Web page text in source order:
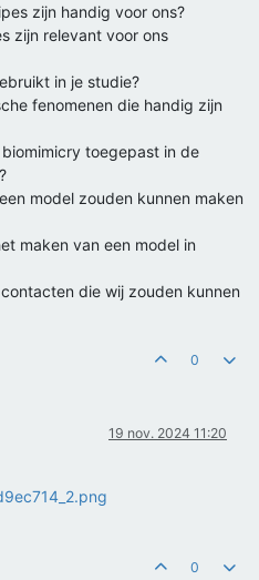
zijn handig voor ons?
zijn relevant voor ons
in je studie?
fenomenen die handig zijn
toegepast in de
model zouden kunnen maken
maken van een model in
die wij zouden kunnen
0
19 nov. 2024 11:20
0